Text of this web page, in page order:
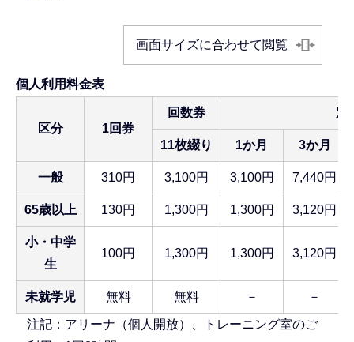
画面サイズに合わせて閲覧
個人利用料金表
区分 1回券
回数券 定
11枚綴り 1か月 3か月
一般 310円 3,100円 3,100円 7,440円
65歳以上 130円 1,300円 1,300円 3,120円
小・中学
生
100円 1,300円 1,300円 3,120円
未就学児 無料 無料 － －
注記：アリーナ（個人開放）、トレーニング室のご